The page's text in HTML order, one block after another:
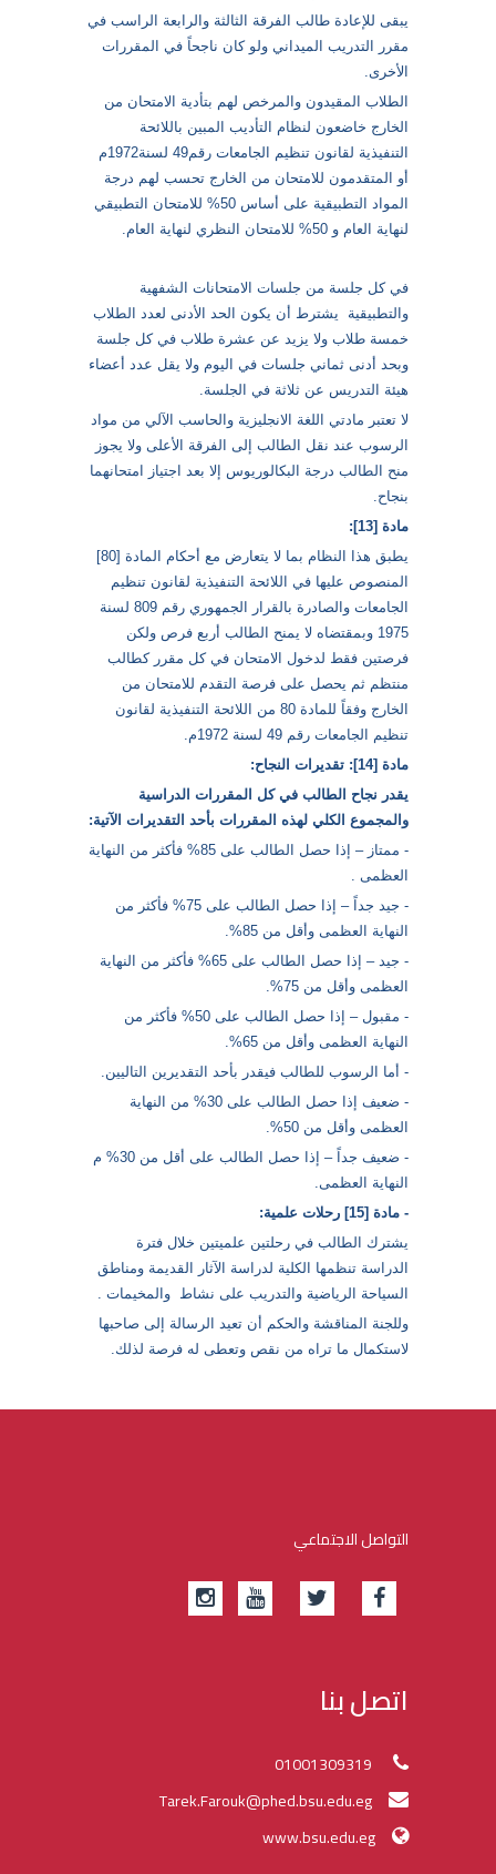
يبقى للإعادة طالب الفرقة الثالثة والرابعة الراسب في
مقرر التدريب الميداني ولو كان ناجحاً في المقررات
الأخرى.
الطلاب المقيدون والمرخص لهم بتأدية الامتحان من
الخارج خاضعون لنظام التأديب المبين باللائحة
التنفيذية لقانون تنظيم الجامعات رقم49 لسنة1972م
أو المتقدمون للامتحان من الخارج تحسب لهم درجة
المواد التطبيقية على أساس 50% للامتحان التطبيقي
لنهاية العام و 50% للامتحان النظري لنهاية العام.
في كل جلسة من جلسات الامتحانات الشفهية
والتطبيقية يشترط أن يكون الحد الأدنى لعدد الطلاب
خمسة طلاب ولا يزيد عن عشرة طلاب في كل جلسة
وبحد أدنى ثماني جلسات في اليوم ولا يقل عدد أعضاء
هيئة التدريس عن ثلاثة في الجلسة.
لا تعتبر مادتي اللغة الانجليزية والحاسب الآلي من مواد
الرسوب عند نقل الطالب إلى الفرقة الأعلى ولا يجوز
منح الطالب درجة البكالوريوس إلا بعد اجتياز امتحانهما
بنجاح.
مادة [13]:
يطبق هذا النظام بما لا يتعارض مع أحكام المادة [80]
المنصوص عليها في اللائحة التنفيذية لقانون تنظيم
الجامعات والصادرة بالقرار الجمهوري رقم 809 لسنة
1975 وبمقتضاه لا يمنح الطالب أربع فرص ولكن
فرصتين فقط لدخول الامتحان في كل مقرر كطالب
منتظم ثم يحصل على فرصة التقدم للامتحان من
الخارج وفقاً للمادة 80 من اللائحة التنفيذية لقانون
تنظيم الجامعات رقم 49 لسنة 1972م.
مادة [14]: تقديرات النجاح:
يقدر نجاح الطالب في كل المقررات الدراسية
والمجموع الكلي لهذه المقررات بأحد التقديرات الآتية:
- ممتاز – إذا حصل الطالب على 85% فأكثر من النهاية
العظمى .
- جيد جداً – إذا حصل الطالب على 75% فأكثر من
النهاية العظمى وأقل من 85%.
- جيد – إذا حصل الطالب على 65% فأكثر من النهاية
العظمى وأقل من 75%.
- مقبول – إذا حصل الطالب على 50% فأكثر من
النهاية العظمى وأقل من 65%.
- أما الرسوب للطالب فيقدر بأحد التقديرين التاليين.
- ضعيف إذا حصل الطالب على 30% من النهاية
العظمى وأقل من 50%.
- ضعيف جداً – إذا حصل الطالب على أقل من 30% م
النهاية العظمى.
- مادة [15] رحلات علمية:
يشترك الطالب في رحلتين علميتين خلال فترة
الدراسة تنظمها الكلية لدراسة الآثار القديمة ومناطق
السياحة الرياضية والتدريب على نشاط والمخيمات .
وللجنة المناقشة والحكم أن تعيد الرسالة إلى صاحبها
لاستكمال ما تراه من نقص وتعطى له فرصة لذلك.
التواصل الاجتماعي
اتصل بنا
www.bsu.edu.eg